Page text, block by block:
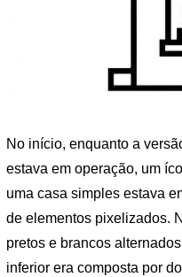
No início, enquanto a
estava em operação, um
uma casa simples estava
de elementos pixelizados.
pretos e brancos
inferior era composta por